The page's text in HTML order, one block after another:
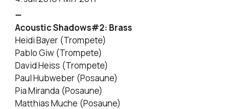
—
Acoustic Shadows#2: Brass
Heidi Bayer (Trompete)
Pablo Giw (Trompete)
David Heiss (Trompete)
Paul Hubweber (Posaune)
Pia Miranda (Posaune)
Matthias Muche (Posaune)